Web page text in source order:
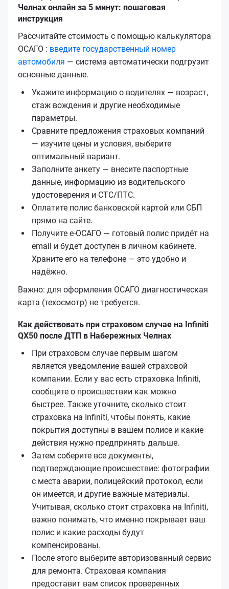
Челнах онлайн за 5 минут: пошаговая
инструкция
Рассчитайте стоимость с помощью калькулятора
ОСАГО : введите государственный номер
автомобиля — система автоматически подгрузит
основные данные.
Укажите информацию о водителях — возраст,
стаж вождения и другие необходимые
параметры.
Сравните предложения страховых компаний
— изучите цены и условия, выберите
оптимальный вариант.
Заполните анкету — внесите паспортные
данные, информацию из водительского
удостоверения и СТС/ПТС.
Оплатите полис банковской картой или СБП
прямо на сайте.
Получите е‑ОСАГО — готовый полис придёт на
email и будет доступен в личном кабинете.
Храните его на телефоне — это удобно и
надёжно.
Важно: для оформления ОСАГО диагностическая
карта (техосмотр) не требуется.
Как действовать при страховом случае на Infiniti
QX50 после ДТП в Набережных Челнах
При страховом случае первым шагом
является уведомление вашей страховой
компании. Если у вас есть страховка Infiniti,
сообщите о происшествии как можно
быстрее. Также уточните, сколько стоит
страховка на Infiniti, чтобы понять, какие
покрытия доступны в вашем полисе и какие
действия нужно предпринять дальше.
Затем соберите все документы,
подтверждающие происшествие: фотографии
с места аварии, полицейский протокол, если
он имеется, и другие важные материалы.
Учитывая, сколько стоит страховка на Infiniti,
важно понимать, что именно покрывает ваш
полис и какие расходы будут
компенсированы.
После этого выберите авторизованный сервис
для ремонта. Страховая компания
предоставит вам список проверенных